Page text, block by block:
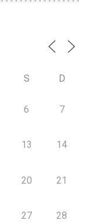
S D
6 7
13 14
20 21
27 28